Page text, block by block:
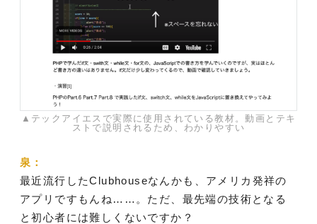
▲テックアイエスで実際に使用されている教材。動画とテキ
ストで説明されるため、わかりやすい
泉：
最近流行したClubhouseなんかも、アメリカ発祥の
アプリですもんね……。ただ、最先端の技術となる
と初心者には難しくないですか？